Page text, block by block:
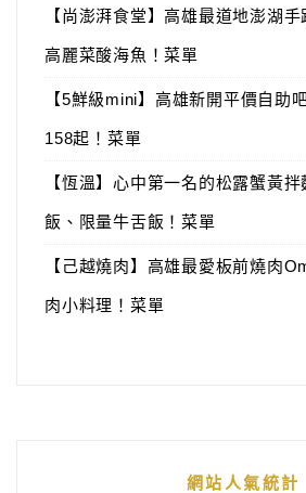
【尚澎湃食堂】高雄最道地澎湖
高麗菜酸海魚！菜單
【5鮮級mini】高雄新開平價自助
158起！菜單
【恆溫】心中第一名的松露蟹黃
飯、限量牛舌飯！菜單
【己越燒肉】高雄最愛板前燒肉
肉小料理！菜單
網站人氣統計